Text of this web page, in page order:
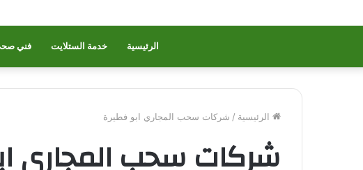
الرئيسية خدمة الستلايت فني
الرئيسية / شركات سحب المجاري ابو فطيرة
شركات سحب المجاري